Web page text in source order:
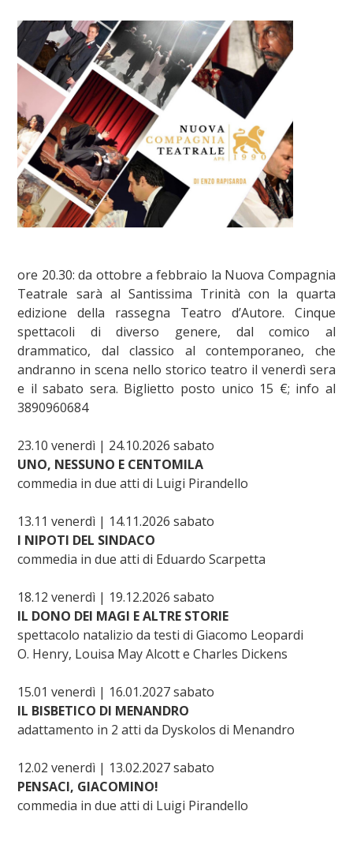
ore 20.30: da ottobre a febbraio la Nuova Compagnia
Teatrale sarà al Santissima Trinità con la quarta
edizione della rassegna Teatro d’Autore. Cinque
spettacoli di diverso genere, dal comico al
drammatico, dal classico al contemporaneo, che
andranno in scena nello storico teatro il venerdì sera
e il sabato sera. Biglietto posto unico 15 €; info al
3890960684
23.10 venerdì | 24.10.2026 sabato
UNO, NESSUNO E CENTOMILA
commedia in due atti di Luigi Pirandello
13.11 venerdì | 14.11.2026 sabato
I NIPOTI DEL SINDACO
commedia in due atti di Eduardo Scarpetta
18.12 venerdì | 19.12.2026 sabato
​IL DONO DEI MAGI E ALTRE STORIE
spettacolo natalizio da testi di Giacomo Leopardi
O. Henry, Louisa May Alcott e Charles Dickens
15.01 venerdì | 16.01.2027 sabato
IL BISBETICO DI MENANDRO
adattamento in 2 atti da Dyskolos di Menandro
12.02 venerdì | 13.02.2027 sabato
PENSACI, GIACOMINO!
commedia in due atti di Luigi Pirandello